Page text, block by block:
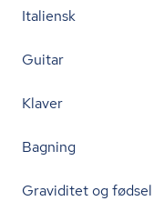
Italiensk
Guitar
Klaver
Bagning
Graviditet og fødsel